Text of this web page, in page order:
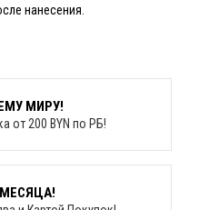
нанесения.
МИРУ!
от 200 BYN по РБ!